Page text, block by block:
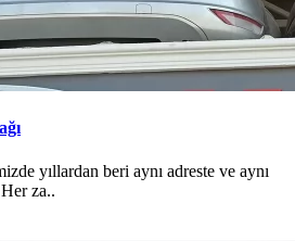
yıllardan beri aynı adreste ve aynı
za..